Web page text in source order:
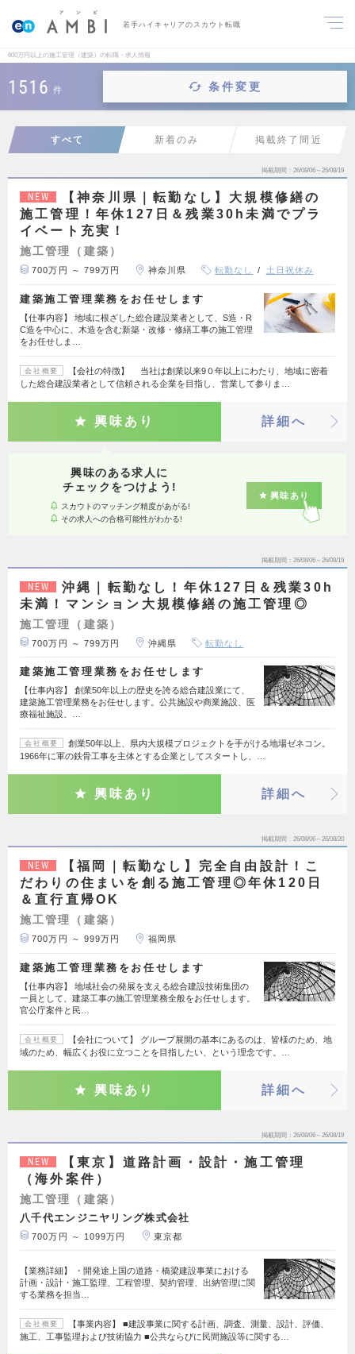
若手ハイキャリアのスカウト転職
600万円以上の施工管理（建築）の転職・求人情報
1516 件 条件変更
すべて 新着のみ 掲載終了間近
掲載期間 26/08/06～26/08/19
NEW
【神奈川県｜転勤なし】大規模修繕の
施工管理！年休127日＆残業30h未満でプラ
イベート充実！
施工管理（建築）
700万円 ～ 799万円 神奈川県 転勤なし 土日祝休み
建築施工管理業務をお任せします
【仕事内容】 地域に根ざした総合建設業者として、S造・R
C造を中心に、木造を含む新築・改修・修繕工事の施工管理
をお任せしま…
会社概要
【会社の特徴】 当社は創業以来9０年以上にわたり、地域に密着
した総合建設業者として信頼される企業を目指し、営業して参りま…
興味あり 詳細へ
興味のある求人に
チェックをつけよう!
スカウトのマッチング精度があがる!
その求人への合格可能性がわかる!
興味あり
掲載期間 26/08/06～26/08/19
NEW
沖縄｜転勤なし！年休127日＆残業30h
未満！マンション大規模修繕の施工管理◎
施工管理（建築）
700万円 ～ 799万円 沖縄県 転勤なし
建築施工管理業務をお任せします
【仕事内容】 創業50年以上の歴史を誇る総合建設業にて、
建築施工管理業務をお任せします。公共施設や商業施設、医
療福祉施設、…
会社概要
創業50年以上、県内大規模プロジェクトを手がける地場ゼネコン。
1966年に軍の鉄骨工事を主体とする企業としてスタートし、…
興味あり 詳細へ
掲載期間 26/08/06～26/08/20
NEW
【福岡｜転勤なし】完全自由設計！こ
だわりの住まいを創る施工管理◎年休120日
＆直行直帰OK
施工管理（建築）
700万円 ～ 999万円 福岡県
建築施工管理業務をお任せします
【仕事内容】 地域社会の発展を支える総合建設技術集団の
一員として、建築工事の施工管理業務全般をお任せします。
官公庁案件と民…
会社概要
【会社について】 グループ展開の基本にあるのは、皆様のため、地
域のため、幅広くお役に立つことを目指したい、という理念です。…
興味あり 詳細へ
掲載期間 26/08/06～26/08/19
NEW
【東京】道路計画・設計・施工管理
（海外案件）
施工管理（建築）
八千代エンジニヤリング株式会社
700万円 ～ 1099万円 東京都
【業務詳細】 ・開発途上国の道路・橋梁建設事業における
計画・設計・施工監理、工程管理、契約管理、出納管理に関
する業務を担当…
会社概要
【事業内容】 ■建設事業に関する計画、調査、測量、設計、評価、
施工、工事監理および技術協力 ■公共ならびに民間施設等に関する…